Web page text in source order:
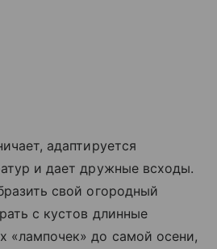
адаптируется
и дает дружные всходы.
свой огородный
с кустов длинные
«лампочек» до самой осени,